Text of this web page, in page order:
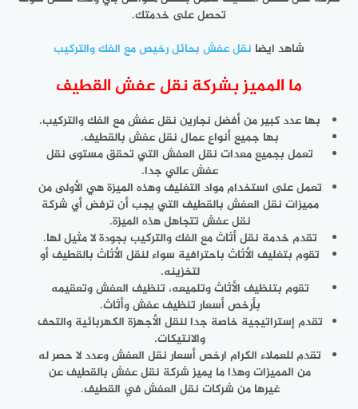
تحصل على خدمتك.
شاهد ايضا نقل عفش بحائل رخيص مع الفك والتركيب
ما المميز بشركة نقل عفش القطيف
بها عدد كبير من أفضل نجارين نقل عفش مع الفك والتركيب.
بها جميع أنواع عمال نقل عفش بالقطيف.
تعمل بجميع معدات نقل العفش التي تحقق مستوى نقل
عفش عالي جدا.
تعمل على استخدام مواد التغليف وهذه الميزة هي الأولى من
مميزات نقل العفش بالقطيف التي يجب أن ترفض أي شركة
نقل عفش تتجاهل هذه الميزة.
تقدم خدمة نقل أثاث مع الفك والتركيب بجودة لا مثيل لها.
تقوم بتغليف الأثاث باحترافية سواء لنقل الأثاث بالقطيف أو
لتخزينه.
تقوم بتنظيف الأثاث وتلميعه، تنظيف العفش وتعقيمه
بأرخص أسعار تنظيف عفش وأثاث.
تقدم إستراتيجية خاصة جدا لنقل الأجهزة الكهربائية والتحف
والانتيكات.
تقدم للعملاء الكرام ارخص أسعار نقل العفش وعدد لا حصر له
من المميزات وهذا ما يميز شركة نقل عفش بالقطيف عن
غيرها من شركات نقل العفش في القطيف.